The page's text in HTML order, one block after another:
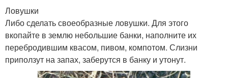
Ловушки
Либо сделать своеобразные ловушки. Для этого
вкопайте в землю небольшие банки, наполните их
перебродившим квасом, пивом, компотом. Слизни
приползут на запах, заберутся в банку и утонут.